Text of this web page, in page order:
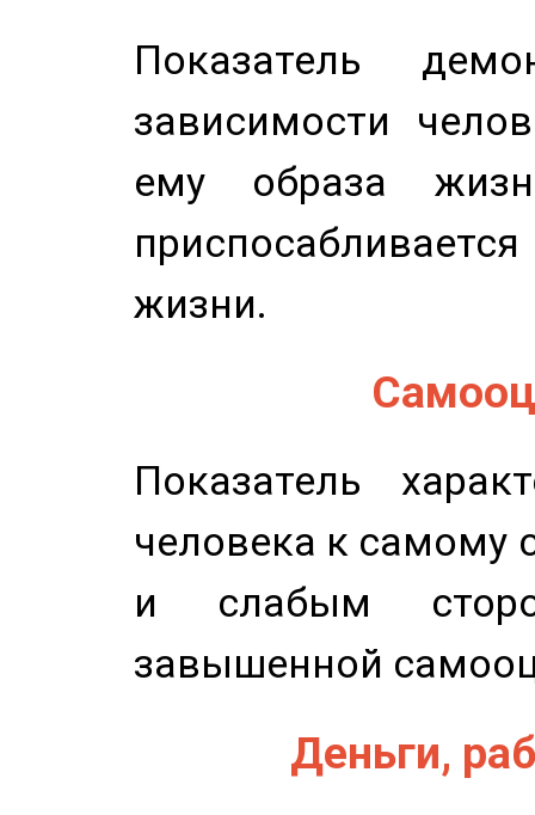
Показатель
зависимости
ему образа
жизни.
Показатель
человека к самому
и слабым
завышенной
Деньги,